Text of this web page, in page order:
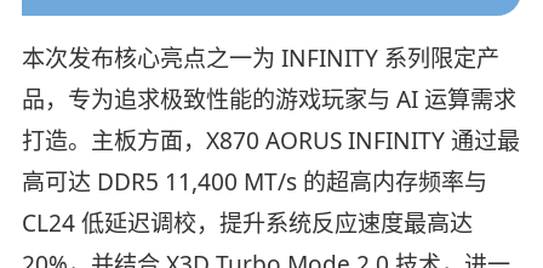
本次发布核心亮点之一为 INFINITY 系列限定产
品，专为追求极致性能的游戏玩家与 AI 运算需求
打造。主板方面，X870 AORUS INFINITY 通过最
高可达 DDR5 11,400 MT/s 的超高内存频率与
CL24 低延迟调校，提升系统反应速度最高达